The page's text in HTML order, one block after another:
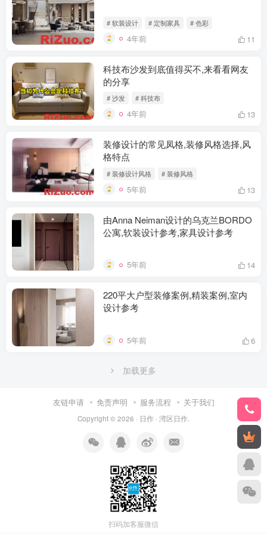
# 软装设计 # 定制家具 # 色彩
4年前 11
科技布沙发到底值得买不,来看看网友
的分享
# 沙发 # 科技布
4年前 13
装修设计的常见凤格,装修风格选择,风
格特点
# 装修设计风格 # 装修风格
5年前 13
由Anna Neiman设计的乌克兰BORDO
公寓,软装设计参考,家具设计参考
5年前 14
220平大户型装修案例,精装案例,室内
设计参考
5年前 6
加载更多
友链申请 免责声明 服务流程 关于我们
Copyright © 2026 · 日作 · 湾区日作
扫码加客服微信